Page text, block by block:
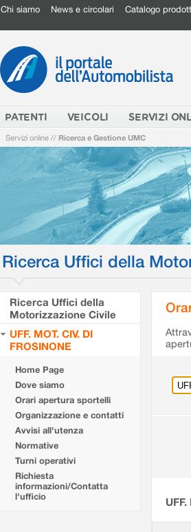
Chi siamo News e circolari Catalogo
PATENTI VEICOLI SERVIZI
Servizi online // Ricerca e Gestione UMC
Ricerca Uffici della
Ricerca Uffici della
Motorizzazione Civile
UFF. MOT. CIV. DI
FROSINONE
Home Page
Dove siamo
Orari apertura sportelli
Organizzazione e contatti
Avvisi all'utenza
Normative
Turni operativi
Richiesta
informazioni/Contatta
l'ufficio
UFF.